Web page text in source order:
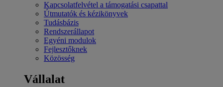
Kapcsolatfelvétel a támogatási csapattal
Útmutatók és kézikönyvek
Tudásbázis
Rendszerállapot
Egyéni modulok
Fejlesztőknek
Közösség
Vállalat